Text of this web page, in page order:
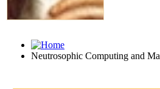
Neutrosophic Computing and